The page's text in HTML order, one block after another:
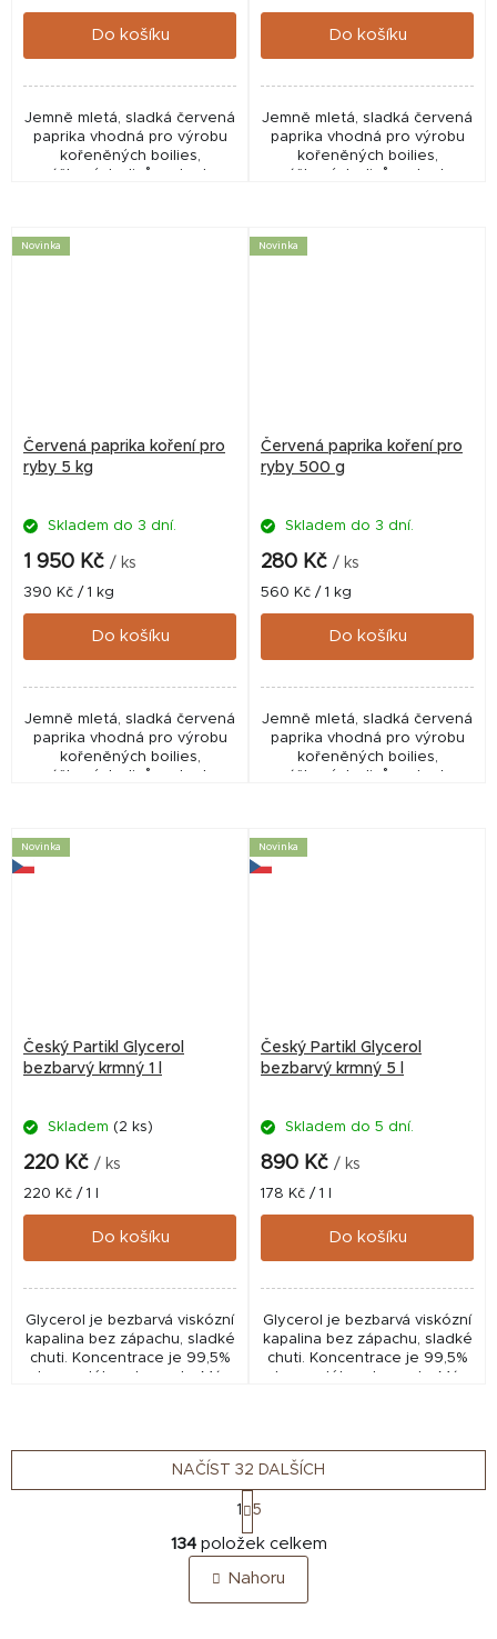
cena:
Do košíku
Jemně mletá, sladká červená
paprika vhodná pro výrobu
kořeněných boilies,
práškových dipů, nebo lze
cena:
Do košíku
Jemně mletá, sladká červená
paprika vhodná pro výrobu
kořeněných boilies,
práškových dipů, nebo lze
Novinka
Červená paprika koření pro
ryby 5 kg
Skladem do 3 dní.
1 950 Kč / ks
Měrná
cena:
390 Kč / 1 kg
Do košíku
Jemně mletá, sladká červená
paprika vhodná pro výrobu
kořeněných boilies,
Novinka
Červená paprika koření pro
ryby 500 g
Skladem do 3 dní.
280 Kč / ks
Měrná
cena:
560 Kč / 1 kg
Do košíku
Jemně mletá, sladká červená
paprika vhodná pro výrobu
kořeněných boilies,
Novinka
Český Partikl Glycerol
bezbarvý krmný 1 l
Skladem (2 ks)
220 Kč / ks
Měrná
cena:
220 Kč / 1 l
Do košíku
Glycerol je bezbarvá viskózní
kapalina bez zápachu, sladké
chuti. Koncentrace je 99,5%
Novinka
Český Partikl Glycerol
bezbarvý krmný 5 l
Skladem do 5 dní.
890 Kč / ks
Měrná
cena:
178 Kč / 1 l
Do košíku
Glycerol je bezbarvá viskózní
kapalina bez zápachu, sladké
chuti. Koncentrace je 99,5%
O
v
l
á
NAČÍST 32 DALŠÍCH
S
t
r
á
n
k
1 5
134položek celkem
Nahoru